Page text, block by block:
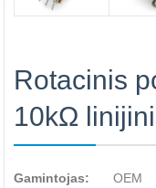
Rotacinis
10kΩ
Gamintojas:
OEM